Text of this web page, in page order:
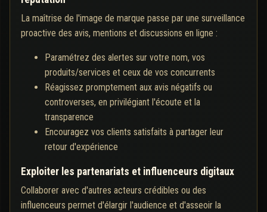
La maîtrise de l'image de marque passe par une surveillance
proactive des avis, mentions et discussions en ligne :
Paramétrez des alertes sur votre nom, vos
produits/services et ceux de vos concurrents
Réagissez promptement aux avis négatifs ou
controverses, en privilégiant l'écoute et la
transparence
Encouragez vos clients satisfaits à partager leur
retour d'expérience
Exploiter les partenariats et influenceurs digitaux
Collaborer avec d'autres acteurs crédibles ou des
influenceurs permet d'élargir l'audience et d'asseoir la